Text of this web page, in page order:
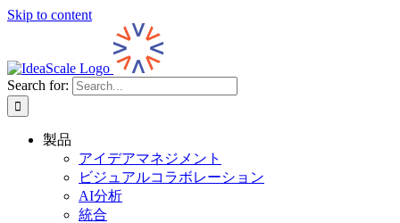
Skip to content
Search for:
製品
アイデアマネジメント
ビジュアルコラボレーション
AI分析
統合